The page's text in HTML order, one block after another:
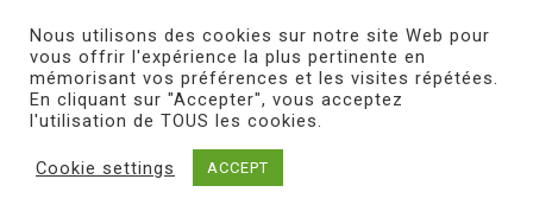
Bohn fabiennedans Intrigues sanglantes à Mulhouse
Steph. RUTA dansLust for Nice
MIRMANDdansPieds agiles et champignons
Copyright © 2026 Le Footichiste | Réalisé par
Nous utilisons des cookies sur notre site Web pour
vous offrir l'expérience la plus pertinente en
mémorisant vos préférences et les visites répétées.
En cliquant sur "Accepter", vous acceptez
l'utilisation de TOUS les cookies.
Cookie settings ACCEPT